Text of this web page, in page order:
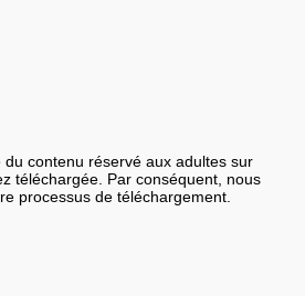
du contenu réservé aux adultes sur
téléchargée. Par conséquent, nous
processus de téléchargement.